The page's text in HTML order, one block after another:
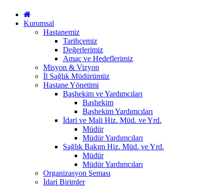
Kurumsal
Hastanemiz
Tarihçemiz
Değerlerimiz
Amaç ve Hedeflerimiz
Misyon & Vizyon
İl Sağlık Müdürümüz
Hastane Yönetimi
Başhekim ve Yardımcıları
Başhekim
Başhekim Yardımcıları
İdari ve Mali Hiz. Müd. ve Yrd.
Müdür
Müdür Yardımcıları
Sağlık Bakım Hiz. Müd. ve Yrd.
Müdür
Müdür Yardımcıları
Organizasyon Şeması
İdari Birimler